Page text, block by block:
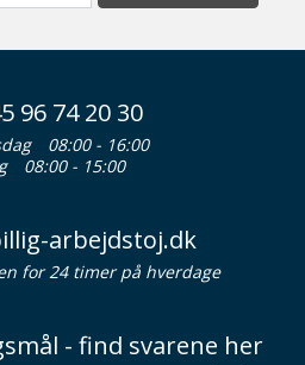
96 74 20 30
08:00 - 16:00
08:00 - 15:00
arbejdstoj.dk
for 24 timer på hverdage
- find svarene her